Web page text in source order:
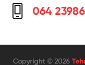
064
Copyright © 2026